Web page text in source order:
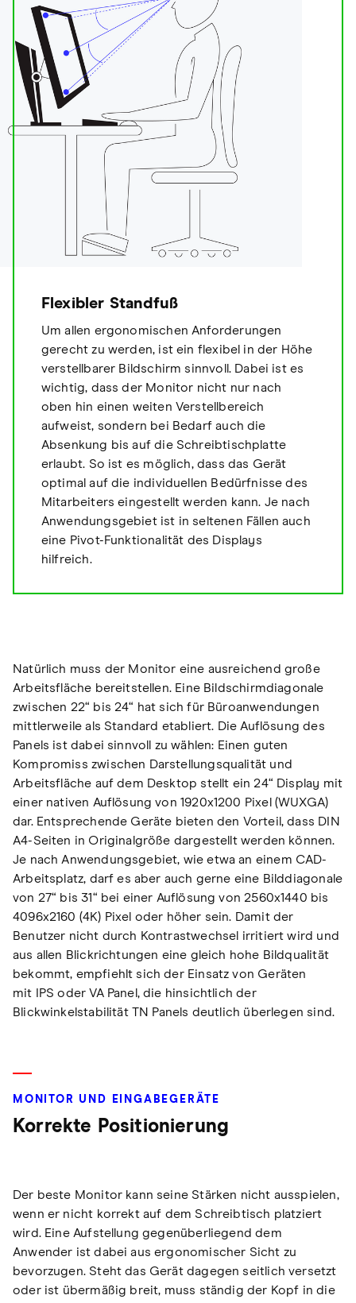
Flexibler Standfuß
Um allen ergonomischen Anforderungen
gerecht zu werden, ist ein flexibel in der Höhe
verstellbarer Bildschirm sinnvoll. Dabei ist es
wichtig, dass der Monitor nicht nur nach
oben hin einen weiten Verstellbereich
aufweist, sondern bei Bedarf auch die
Absenkung bis auf die Schreibtischplatte
erlaubt. So ist es möglich, dass das Gerät
optimal auf die individuellen Bedürfnisse des
Mitarbeiters eingestellt werden kann. Je nach
Anwendungsgebiet ist in seltenen Fällen auch
eine Pivot-Funktionalität des Displays
hilfreich.
Natürlich muss der Monitor eine ausreichend große
Arbeitsfläche bereitstellen. Eine Bildschirmdiagonale
zwischen 22“ bis 24“ hat sich für Büroanwendungen
mittlerweile als Standard etabliert. Die Auflösung des
Panels ist dabei sinnvoll zu wählen: Einen guten
Kompromiss zwischen Darstellungsqualität und
Arbeitsfläche auf dem Desktop stellt ein 24“ Display mit
einer nativen Auflösung von 1920x1200 Pixel (WUXGA)
dar. Entsprechende Geräte bieten den Vorteil, dass DIN
A4-Seiten in Originalgröße dargestellt werden können.
Je nach Anwendungsgebiet, wie etwa an einem CAD-
Arbeitsplatz, darf es aber auch gerne eine Bilddiagonale
von 27“ bis 31“ bei einer Auflösung von 2560x1440 bis
4096x2160 (4K) Pixel oder höher sein. Damit der
Benutzer nicht durch Kontrastwechsel irritiert wird und
aus allen Blickrichtungen eine gleich hohe Bildqualität
bekommt, empfiehlt sich der Einsatz von Geräten
mit IPS oder VA Panel, die hinsichtlich der
Blickwinkelstabilität TN Panels deutlich überlegen sind.
MONITOR UND EINGABEGERÄTE
Korrekte Positionierung
Der beste Monitor kann seine Stärken nicht ausspielen,
wenn er nicht korrekt auf dem Schreibtisch platziert
wird. Eine Aufstellung gegenüberliegend dem
Anwender ist dabei aus ergonomischer Sicht zu
bevorzugen. Steht das Gerät dagegen seitlich versetzt
oder ist übermäßig breit, muss ständig der Kopf in die